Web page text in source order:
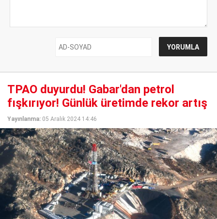
TPAO duyurdu! Gabar'dan petrol
fışkırıyor! Günlük üretimde rekor artış
Yayınlanma: 05 Aralık 2024 14:46